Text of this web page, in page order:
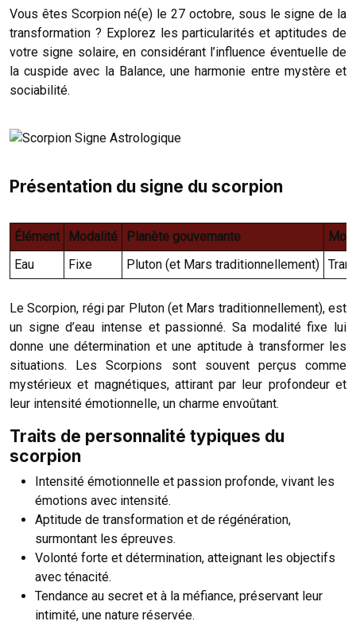
Vous êtes Scorpion né(e) le 27 octobre, sous le signe de la
transformation ? Explorez les particularités et aptitudes de
votre signe solaire, en considérant l’influence éventuelle de
la cuspide avec la Balance, une harmonie entre mystère et
sociabilité.
Présentation du signe du scorpion
Élément Modalité Planète gouvernante
Eau
Fixe Pluton (et Mars traditionnellement)
Le Scorpion, régi par Pluton (et Mars traditionnellement), est
un signe d’eau intense et passionné. Sa modalité fixe lui
donne une détermination et une aptitude à transformer les
situations. Les Scorpions sont souvent perçus comme
mystérieux et magnétiques, attirant par leur profondeur et
leur intensité émotionnelle, un charme envoûtant.
Traits de personnalité typiques du
scorpion
Intensité émotionnelle et passion profonde, vivant les
émotions avec intensité.
Aptitude de transformation et de régénération,
surmontant les épreuves.
Volonté forte et détermination, atteignant les objectifs
avec ténacité.
Tendance au secret et à la méfiance, préservant leur
intimité, une nature réservée.